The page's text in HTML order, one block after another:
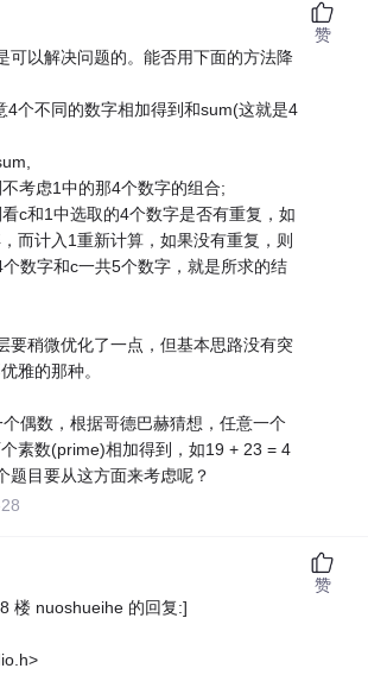
可以解决问题的。能否用下面的方法降
4个不同的数字相加得到和sum(这就是4
考虑1中的那4个数字的组合;
c和1中选取的4个数字是否有重复，如
而计入1重新计算，如果没有重复，则
数字和c一共5个数字，就是所求的结
要稍微优化了一点，但基本思路没有突
雅的那种。
偶数，根据哥德巴赫猜想，任意一个
素数(prime)相加得到，如19 + 23 = 4
题目要从这方面来考虑呢？
赞
楼 nuoshueihe 的回复:]
赞